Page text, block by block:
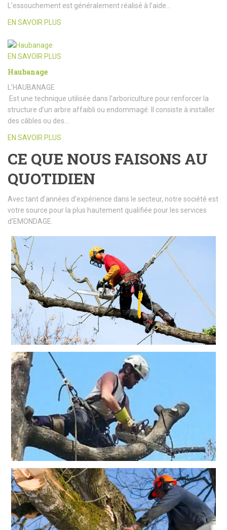
L’essouchement est généralement réalisé à l’aide…
EN SAVOIR PLUS
EN SAVOIR PLUS
Haubanage
L’HAUBANAGE
Est une technique utilisée dans l’arboriculture pour renforcer la
structure d’un arbre affaibli ou endommagé. Il consiste à installer
des câbles ou des…
EN SAVOIR PLUS
CE QUE NOUS FAISONS AU
QUOTIDIEN
Avec tant d’années d’expérience dans le secteur, notre société est
votre source pour la plus hautement qualifiée pour les services
d’EMONDAGE.